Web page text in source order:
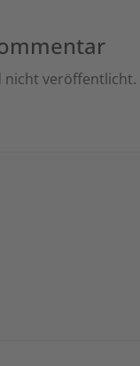
nicht veröffentlicht.